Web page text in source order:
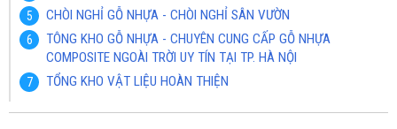
CHÒI NGHỈ GỖ NHỰA - CHÒI NGHỈ SÂN VƯỜN
TÔNG KHO GỖ NHỰA - CHUYÊN CUNG CẤP GỖ NHỰA
COMPOSITE NGOÀI TRỜI UY TÍN TẠI TP. HÀ NỘI
TỔNG KHO VẬT LIỆU HOÀN THIỆN